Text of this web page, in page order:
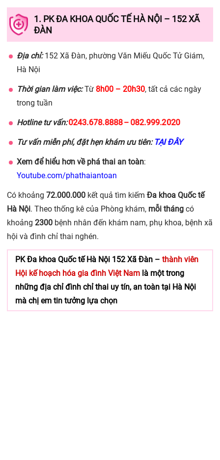
1. PK ĐA KHOA QUỐC TẾ HÀ NỘI – 152 XÃ
ĐÀN
Địa chỉ:152 Xã Đàn, phường Văn Miếu Quốc Tử Giám,
Hà Nội
Thời gian làm việc:Từ 8h00 – 20h30, tất cả các ngày
trong tuần
Hotline tư vấn:0243.678.8888–082.999.2020
Tư vấn miễn phí, đặt hẹn khám ưu tiên: TẠI ĐÂY
Xem để hiểu hơn về phá thai an toàn:
Youtube.com/phathaiantoan
Có khoảng 72.000.000 kết quả tìm kiếm Đa khoa Quốc tế
Hà Nội. Theo thống kê của Phòng khám, mỗi tháng có
khoảng 2300 bệnh nhân đến khám nam, phụ khoa, bệnh xã
hội và đình chỉ thai nghén.
PK Đa khoa Quốc tế Hà Nội 152 Xã Đàn – thành viên
Hội kế hoạch hóa gia đình Việt Nam là một trong
những địa chỉ đình chỉ thai uy tín, an toàn tại Hà Nội
mà chị em tin tưởng lựa chọn